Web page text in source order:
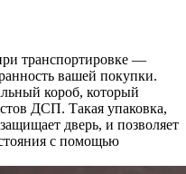
транспортировке —
вашей покупки.
короб, который
ДСП. Такая упаковка,
дверь, и позволяет
с помощью